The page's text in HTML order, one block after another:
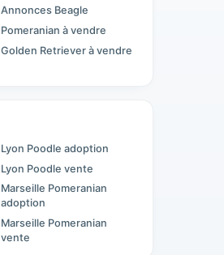
Annonces Beagle
Pomeranian à vendre
Golden Retriever à vendre
Lyon Poodle adoption
Lyon Poodle vente
Marseille Pomeranian
adoption
Marseille Pomeranian
vente